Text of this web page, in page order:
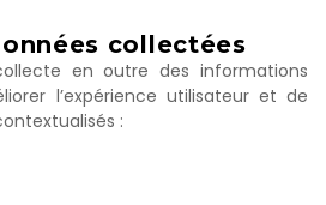
collectées
en outre des informations
l’expérience utilisateur et de
: